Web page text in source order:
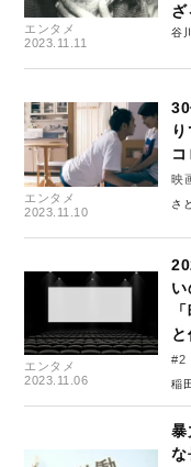
エンタメ
2023.11.11
ざ
谷
エンタメ
2023.11.10
映
さ
エンタメ
2023.11.06
い
#2
稲
暴
な